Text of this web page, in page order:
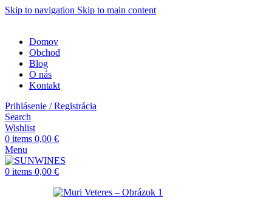
Skip to navigation Skip to main content
Domov
Obchod
Blog
O nás
Kontakt
Prihlásenie / Registrácia
Search
Wishlist
0 items 0,00 €
Menu
0 items 0,00 €